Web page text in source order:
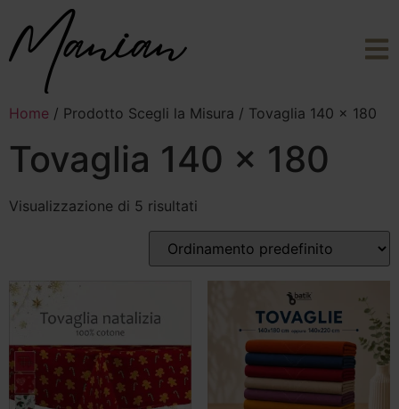
Home / Prodotto Scegli la Misura / Tovaglia 140 x 180
Tovaglia 140 x 180
Visualizzazione di 5 risultati